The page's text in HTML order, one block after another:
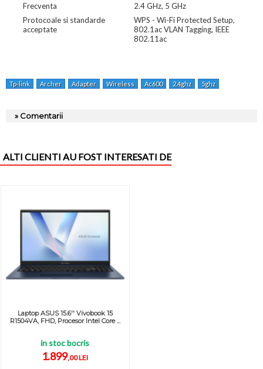
Frecventa
2.4 GHz, 5 GHz
Protocoale si standarde
acceptate
WPS - Wi-Fi Protected Setup,
802.1ac VLAN Tagging, IEEE
802.11ac
Tp-link Archer Adapter Wireless Ac600 2.4ghz 5ghz
» Comentarii
ALTI CLIENTI AU FOST INTERESATI DE
Laptop ASUS 15.6'' Vivobook 15
R1504VA, FHD, Procesor Intel Core ...
in stoc bocris
1.899,00 LEI